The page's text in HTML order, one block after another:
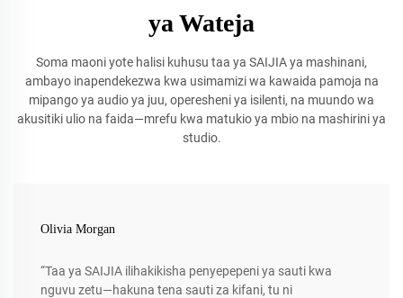
ya Wateja
Soma maoni yote halisi kuhusu taa ya SAIJIA ya mashinani,
ambayo inapendekezwa kwa usimamizi wa kawaida pamoja na
mipango ya audio ya juu, operesheni ya isilenti, na muundo wa
akusitiki ulio na faida—mrefu kwa matukio ya mbio na mashirini ya
studio.
Olivia Morgan
“Taa ya SAIJIA ilihakikisha penyepepeni ya sauti kwa
nguvu zetu—hakuna tena sauti za kifani, tu ni